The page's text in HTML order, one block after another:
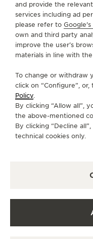
IR
SOBRE NÓS
SERVIÇOS
and provide the
services including ad
please refer to Google's
own and third party
improve the user’s
materials in line with
To change or withdraw
click on “Configure”,
Policy.
By clicking “Allow all”,
the above-mentioned
By clicking “Decline
technical cookies only.